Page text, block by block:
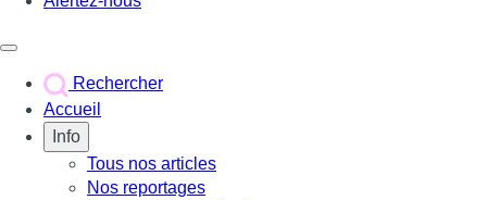
Rechercher
Accueil
Info
Tous nos articles
Nos reportages